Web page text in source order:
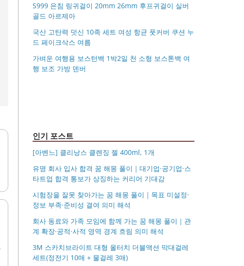
S999 은침 링귀걸이 20mm 26mm 후프귀걸이 실버
골드 아르제아
국산 고탄력 덧신 10족 세트 여성 항균 풋커버 쿠션 누
드 페이크삭스 여름
가벼운 여행용 보스턴백 1박2일 천 소형 보스톤백 여
행 보조 가방 덴버
아키베리 몽프레 파우치
인기 포스트
[아벤느] 클리낭스 클렌징 젤 400ml, 1개
유명 회사 입사 합격 꿈 해몽 풀이｜대기업·공기업·스
타트업 합격 통보가 상징하는 커리어 기대감
시험장을 잘못 찾아가는 꿈 해몽 풀이｜목표 미설정·
정보 부족·준비성 결여 의미 해석
회사 동료와 가족 모임에 함께 가는 꿈 해몽 풀이｜관
계 확장·공적·사적 영역 경계 흐림 의미 해석
3M 스카치브라이트 대형 올터치 더블액션 막대걸레
세트(정전기 10매 + 물걸레 3매)